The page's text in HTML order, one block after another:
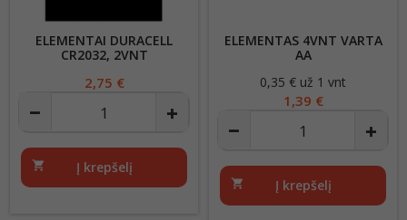
ELEMENTAI DURACELL
CR2032, 2VNT
Kaina
2,75 €
shopping_cart Į krepšelį
ELEMENTAS 4VNT VARTA
AA
Kaina
0,35 € už 1 vnt
1,39 €
shopping_cart Į krepšelį